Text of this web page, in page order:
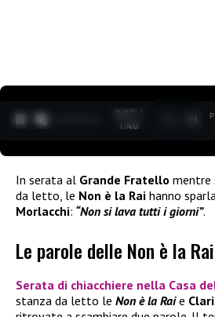
0:28 /
1:40
In serata al Grande Fratello mentre
da letto, le Non è la Rai hanno
Morlacchi: “Non si lava tutti i giorni”.
Le parole delle Non è la
Serata di chiacchiere nella Casa
stanza da letto le Non è la Raie